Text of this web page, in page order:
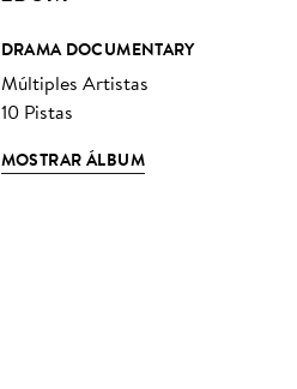
DRAMA DOCUMENTARY
Múltiples Artistas
10 Pistas
MOSTRAR ÁLBUM